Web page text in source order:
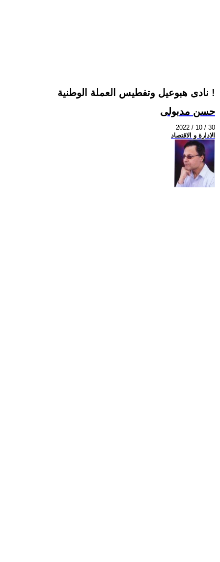
نادى هبوعيل وتفطيس العملة الوطنية !
حسن مدبولى
2022 / 10 / 30
الادارة و الاقتصاد